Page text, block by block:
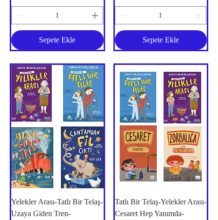
Sepete Ekle Sepete Ekle
Yelekler Arası-Tatlı Bir Telaş-
Uzaya Giden Tren-
Tatlı Bir Telaş-Yelekler Arası-
Cesaret Hep Yanımda-